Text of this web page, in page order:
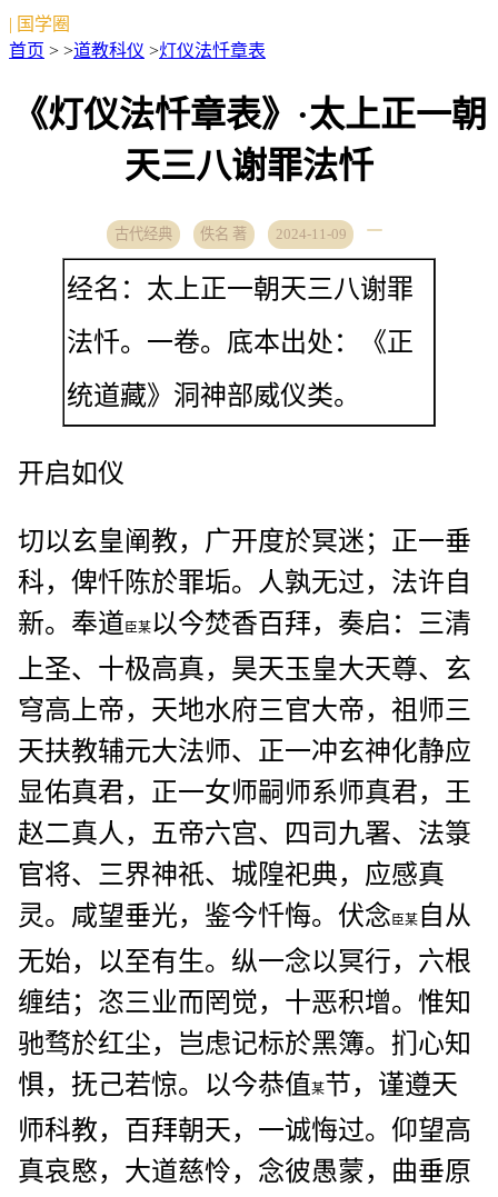
| 国学圈
首页 > >道教科仪 >灯仪法忏章表
《灯仪法忏章表》·太上正一朝
天三八谢罪法忏
古代经典 佚名 著 2024-11-09
经名：太上正一朝天三八谢罪
法忏。一卷。底本出处：《正
统道藏》洞神部威仪类。
开启如仪
切以玄皇阐教，广开度於冥迷；正一垂
科，俾忏陈於罪垢。人孰无过，法许自
新。奉道 臣某以今焚香百拜，奏启：三清
上圣、十极高真，昊天玉皇大天尊、玄
穹高上帝，天地水府三官大帝，祖师三
天扶教辅元大法师、正一冲玄神化静应
显佑真君，正一女师嗣师系师真君，王
赵二真人，五帝六宫、四司九署、法箓
官将、三界神祇、城隍祀典，应感真
灵。咸望垂光，鉴今忏悔。伏念 臣某 自从
无始，以至有生。纵一念以冥行，六根
缠结；恣三业而罔觉，十恶积增。惟知
驰骛於红尘，岂虑记标於黑簿。扪心知
惧，抚己若惊。以今恭值某节，谨遵天
师科教，百拜朝天，一诚悔过。仰望高
真哀愍，大道慈怜，念彼愚蒙，曲垂原